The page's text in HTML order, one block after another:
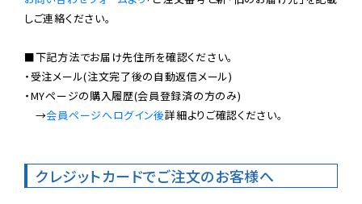
しご連絡ください。
■下記方法でお届け先住所を確認ください。
・受注メール(注文完了後の自動返信メール)
・MYページの購入履歴(会員登録済の方のみ)
→会員ページへログイン後詳細よりご確認ください。
クレジットカードでご注文のお客様へ